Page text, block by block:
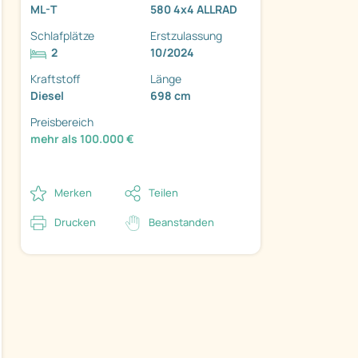
ML-T
580 4x4 ALLRAD
Schlafplätze
2
Erstzulassung
10/2024
Kraftstoff
Diesel
Länge
698 cm
Preisbereich
mehr als 100.000 €
Merken Teilen
Drucken Beanstanden